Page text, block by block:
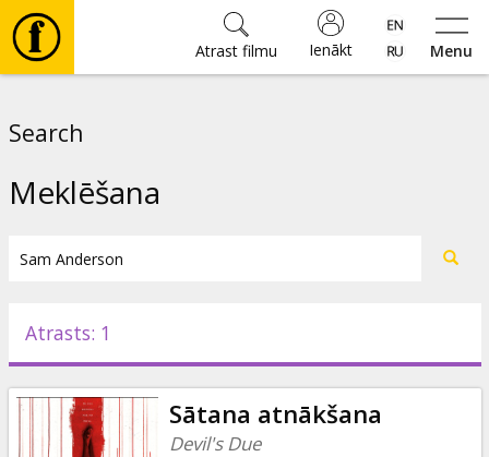
Menu
Ienākt
Atrast filmu
Pasākumi
Ziņas
Search
Meklēšana
Atrasts: 1
Sātana atnākšana
Devil's Due